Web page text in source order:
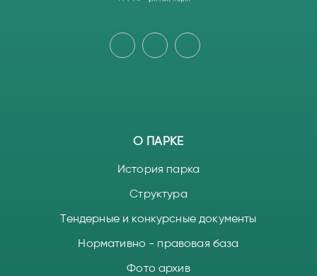
О ПАРКЕ
История парка
Структура
Тендерные и конкурсные документы
Нормативно - правовая база
Фото архив